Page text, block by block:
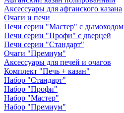
Аксессуары для афганского казана
Очаги и печи
Печи серии "Мастер" с дымоходом
Печи серии "Профи" с дверцей
Печи серии "Стандарт"
Очаги "Премиум"
Аксессуары для печей и очагов
Комплект "Печь + казан"
Набор "Стандарт"
Набор "Профи"
Набор "Мастер"
Набор "Премиум"